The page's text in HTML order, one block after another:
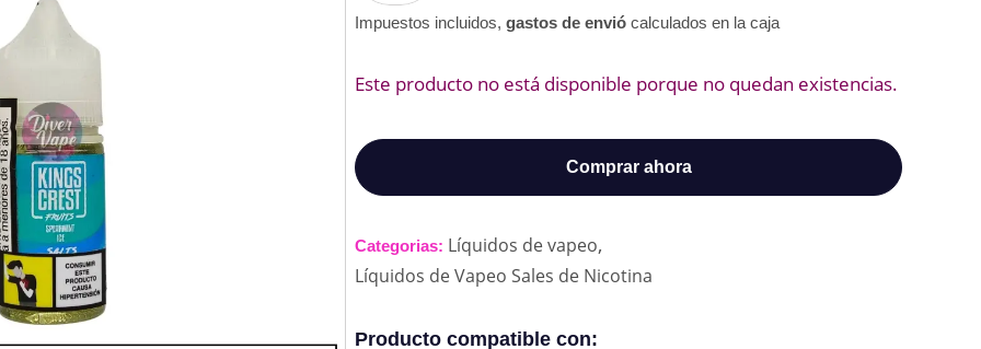
Impuestos incluidos, gastos de envió calculados en la caja
Este producto no está disponible porque no quedan existencias.
Comprar ahora
Categorias: Líquidos de vapeo,
Líquidos de Vapeo Sales de Nicotina
Producto compatible con: